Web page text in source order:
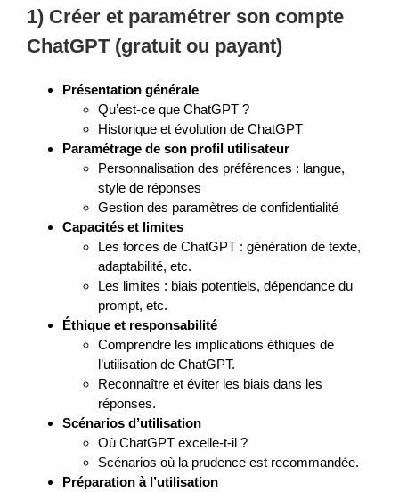
1) Créer et paramétrer son compte
ChatGPT (gratuit ou payant)
Présentation générale
Qu’est-ce que ChatGPT ?
Historique et évolution de ChatGPT
Paramétrage de son profil utilisateur
Personnalisation des préférences : langue,
style de réponses
Gestion des paramètres de confidentialité
Capacités et limites
Les forces de ChatGPT : génération de texte,
adaptabilité, etc.
Les limites : biais potentiels, dépendance du
prompt, etc.
Éthique et responsabilité
Comprendre les implications éthiques de
l’utilisation de ChatGPT.
Reconnaître et éviter les biais dans les
réponses.
Scénarios d’utilisation
Où ChatGPT excelle-t-il ?
Scénarios où la prudence est recommandée.
Préparation à l’utilisation